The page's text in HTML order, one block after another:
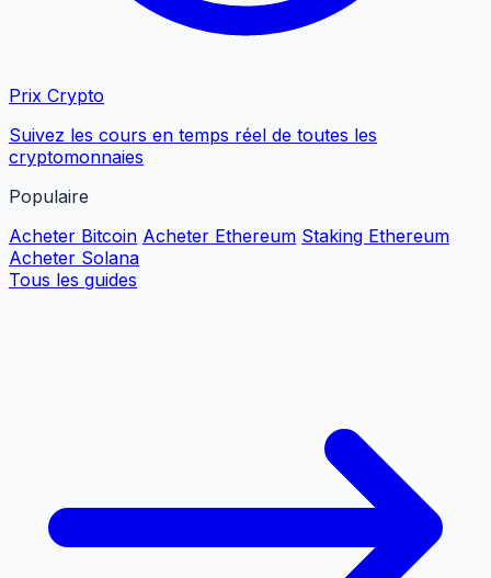
Prix Crypto
Suivez les cours en temps réel de toutes les
cryptomonnaies
Populaire
Acheter Bitcoin Acheter Ethereum Staking Ethereum
Acheter Solana
Tous les guides